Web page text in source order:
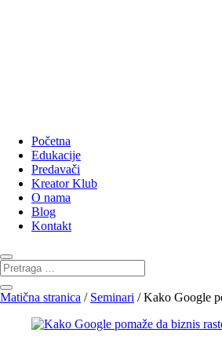
Početna
Edukacije
Predavači
Kreator Klub
O nama
Blog
Kontakt
Matična stranica / Seminari / Kako Google